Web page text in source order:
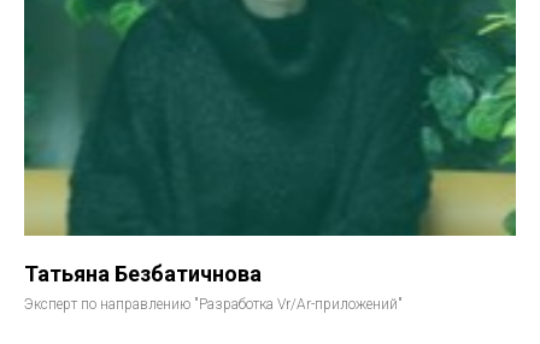
Татьяна Безбатичнова
Эксперт по направлению "Разработка Vr/Ar-приложений"